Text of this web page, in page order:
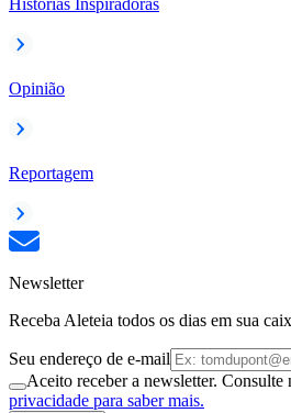
Histórias Inspiradoras
Opinião
Reportagem
Newsletter
Receba Aleteia todos os dias em sua
Seu endereço de e-mail
Aceito receber a newsletter. Consulte
privacidade para saber mais.